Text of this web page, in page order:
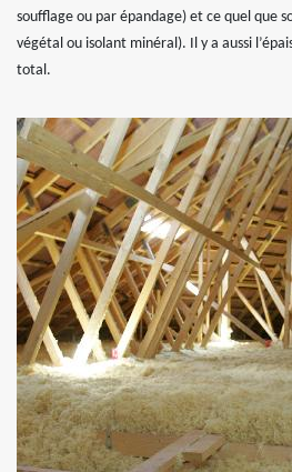
soufflage ou par épandage) et ce quel que
végétal ou isolant minéral). Il y a aussi
total.